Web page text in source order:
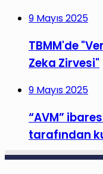
9 Mayıs 2025
TBMM'de
Zeka Zirvesi"
9 Mayıs 2025
“AVM”
tarafından